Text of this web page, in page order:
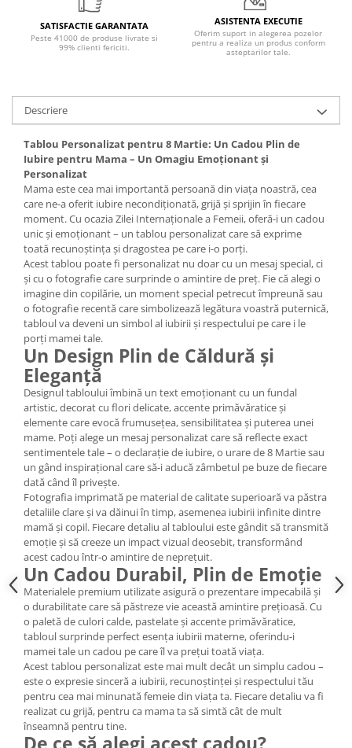
SATISFACTIE GARANTATA
Peste 41000 de produse livrate si
99% clienti fericiti.
ASISTENTA EXECUTIE
Oferim suport in alegerea pozelor
pentru a realiza un produs conform
asteptarilor tale.
Descriere
Tablou Personalizat pentru 8 Martie: Un Cadou Plin de
Iubire pentru Mama – Un Omagiu Emoționant și
Personalizat
Mama este cea mai importantă persoană din viața noastră, cea
care ne-a oferit iubire necondiționată, grijă și sprijin în fiecare
moment. Cu ocazia Zilei Internaționale a Femeii, oferă-i un cadou
unic și emoționant – un tablou personalizat care să exprime
toată recunoștința și dragostea pe care i-o porți.
Acest tablou poate fi personalizat nu doar cu un mesaj special, ci
și cu o fotografie care surprinde o amintire de preț. Fie că alegi o
imagine din copilărie, un moment special petrecut împreună sau
o fotografie recentă care simbolizează legătura voastră puternică,
tabloul va deveni un simbol al iubirii și respectului pe care i le
porți mamei tale.
Un Design Plin de Căldură și
Eleganță
Designul tabloului îmbină un text emoționant cu un fundal
artistic, decorat cu flori delicate, accente primăvăratice și
elemente care evocă frumusețea, sensibilitatea și puterea unei
mame. Poți alege un mesaj personalizat care să reflecte exact
sentimentele tale – o declarație de iubire, o urare de 8 Martie sau
un gând inspirațional care să-i aducă zâmbetul pe buze de fiecare
dată când îl privește.
Fotografia imprimată pe material de calitate superioară va păstra
detaliile clare și va dăinui în timp, asemenea iubirii infinite dintre
mamă și copil. Fiecare detaliu al tabloului este gândit să transmită
emoție și să creeze un impact vizual deosebit, transformând
acest cadou într-o amintire de neprețuit.
Un Cadou Durabil, Plin de Emoție
Materialele premium utilizate asigură o prezentare impecabilă și
o durabilitate care să păstreze vie această amintire prețioasă. Cu
o paletă de culori calde, pastelate și accente primăvăratice,
tabloul surprinde perfect esența iubirii materne, oferindu-i
mamei tale un cadou pe care îl va prețui toată viața.
Acest tablou personalizat este mai mult decât un simplu cadou –
este o expresie sinceră a iubirii, recunoștinței și respectului tău
pentru cea mai minunată femeie din viața ta. Fiecare detaliu va fi
realizat cu grijă, pentru ca mama ta să simtă cât de mult
înseamnă pentru tine.